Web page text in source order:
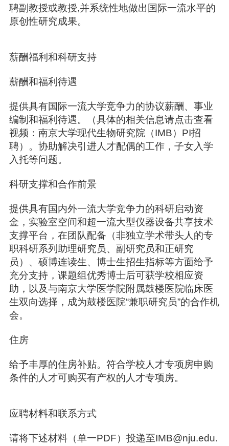
聘副教授或教授,并系统性地做出国际一流水平的
原创性研究成果。
薪酬福利和科研支持
薪酬和福利待遇
提供具有国际一流大学竞争力的协议薪酬、事业
编制和福利待遇。（具体的相关信息请点击查看
视频：南京大学现代生物研究院（IMB）PI招
聘）。协助解决引进人才配偶的工作，子女入学
入托等问题。
科研支撑和合作前景
提供具有国内外一流大学竞争力的科研启动资
金，实验室空间和超一流大型仪器设备共享技术
支撑平台，在团队配备（非独立学术带头人的专
职科研系列助理研究员、副研究员和正研究
员）、硕博连读生、博士生招生指标等方面给予
充分支持，课题组优秀博士后可获学校相应资
助，以及与南京大学医学院附属鼓楼医院临床医
生双向选择，成为鼓楼医院“兼职研究员”的合作机
会。
住房
给予丰厚的住房补贴。符合学校人才专项房申购
条件的人才可购买有产权的人才专项房。
应聘材料和联系方式
请将下述材料（单一PDF）投递至IMB@nju.edu.